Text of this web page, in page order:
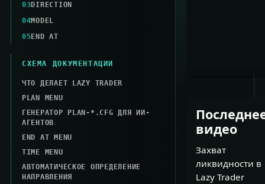
03DIRECTION
04MODEL
05END AT
СХЕМА ДОКУМЕНТАЦИИ
ЧТО ДЕЛАЕТ LAZY TRADER
PLAN MENU
ГЕНЕРАТОР PLAN-*.CFG ДЛЯ ИИ-
АГЕНТОВ
END AT MENU
TIME MENU
АВТОМАТИЧЕСКОЕ ОПРЕДЕЛЕНИЕ
НАПРАВЛЕНИЯ
видео
Захват
ликвидности в
Lazy Trader